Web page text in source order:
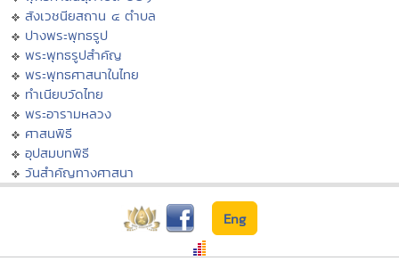
สังเวชนียสถาน ๔ ตำบล
ปางพระพุทธรูป
พระพุทธรูปสำคัญ
พระพุทธศาสนาในไทย
ทำเนียบวัดไทย
พระอารามหลวง
ศาสนพิธี
อุปสมบทพิธี
วันสำคัญทางศาสนา
Eng